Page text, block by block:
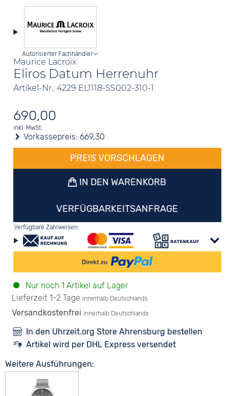
Maurice Lacroix
Eliros Datum Herrenuhr
Artikel-Nr.: 4229 EL1118-SS002-310-1
Autorisierter Fachhändler
690,00
inkl. MwSt.
Vorkassepreis: 669,30
PREIS VORSCHLAGEN
IN DEN WARENKORB
VERFÜGBARKEITSANFRAGE
Verfügbare Zahlweisen:
Nur noch 1 Artikel auf Lager
Lieferzeit 1-2 Tage innerhalb Deutschlands
Versandkostenfrei innerhalb Deutschlands
In den Uhrzeit.org Store Ahrensburg bestellen
Artikel wird per DHL Express versendet
Weitere Ausführungen: